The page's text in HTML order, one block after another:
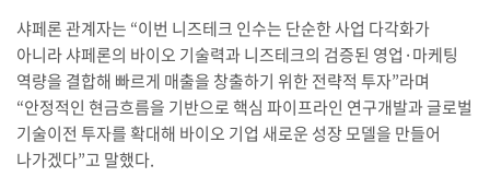
샤페론 관계자는 “이번 니즈테크 인수는 단순한 사업 다각화가
아니라 샤페론의 바이오 기술력과 니즈테크의 검증된 영업·마케팅
역량을 결합해 빠르게 매출을 창출하기 위한 전략적 투자”라며
“안정적인 현금흐름을 기반으로 핵심 파이프라인 연구개발과 글로벌
기술이전 투자를 확대해 바이오 기업 새로운 성장 모델을 만들어
나가겠다”고 말했다.